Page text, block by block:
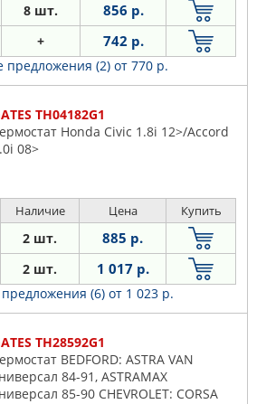
8 шт. 856 р.
+ 742 р.
предложения (2) от 770 р.
TH04182G1
Honda Civic 1.8i 12>/Accord
08>
Наличие Цена Купить
2 шт. 885 р.
2 шт. 1 017 р.
(6) от 1 023 р.
TH28592G1
BEDFORD: ASTRA VAN
84-91, ASTRAMAX
85-90 CHEVROLET: CORSA